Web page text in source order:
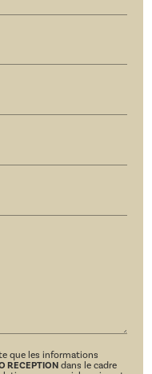
que les informations
RECEPTIONdans le cadre